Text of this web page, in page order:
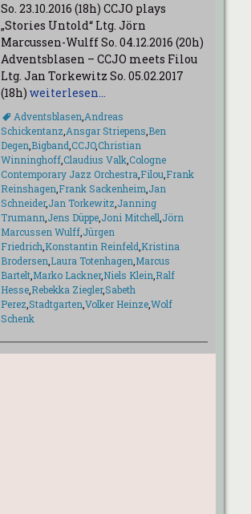
So. 23.10.2016 (18h) CCJO plays
„Stories Untold“ Ltg. Jörn
Marcussen-Wulff So. 04.12.2016 (20h)
Adventsblasen – CCJO meets Filou
Ltg. Jan Torkewitz So. 05.02.2017
(18h) weiterlesen…
Schlagworte
Adventsblasen Andreas
Schickentanz Ansgar Striepens Ben
Degen Bigband CCJO,Christian
Winninghoff,Claudius Valk,Cologne
Contemporary Jazz Orchestra Filou Frank
Reinshagen Frank Sackenheim Jan
Schneider,Jan Torkewitz Janning
Trumann Jens Düppe, Joni Mitchell Jörn
Marcussen Wulff, Jürgen
Friedrich Konstantin Reinfeld Kristina
Brodersen Laura Totenhagen Marcus
Bartelt, Marko Lackner,Niels Klein Ralf
Hesse, Rebekka Ziegler,Sabeth
Perez Stadtgarten Volker Heinze,Wolf
Schenk